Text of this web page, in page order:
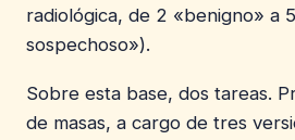
radiológica, de 2 «benigno» a
sospechoso»).
Sobre esta base, dos tareas.
de masas, a cargo de tres